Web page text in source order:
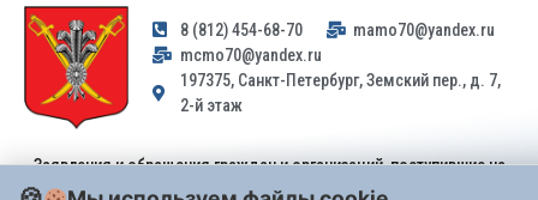
8 (812) 454-68-70
mamo70@yandex.ru
mcmo70@yandex.ru
197375, Санкт-Петербург, Земский пер., д. 7,
2-й этаж
Заявления и обращения граждан и организаций, поступившие на
адрес email, не могут быть рассмотрены на основании